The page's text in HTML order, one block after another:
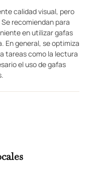
calidad visual, pero
recomiendan para
en utilizar gafas
En general, se optimiza
tareas como la lectura
el uso de gafas